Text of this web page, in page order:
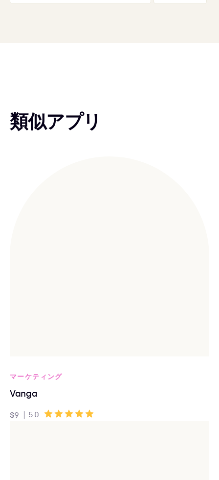
類似アプリ
マーケティング
Vanga
$9 | 5.0